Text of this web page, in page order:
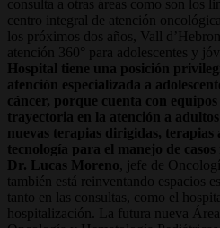
consulta a otras áreas como son los
centro integral de atención
los próximos dos años, Vall
atención 360° para adolescentes y
Hospital tiene una posición
atención especializada a
cáncer, porque cuenta con
trayectoria en la atención a
nuevas terapias dirigidas, terapias
tecnología para el manejo de
Dr. Lucas Moreno , jefe de
también está reinventando espacios
tanto en las consultas, como el
hospitalización. La futura nueva